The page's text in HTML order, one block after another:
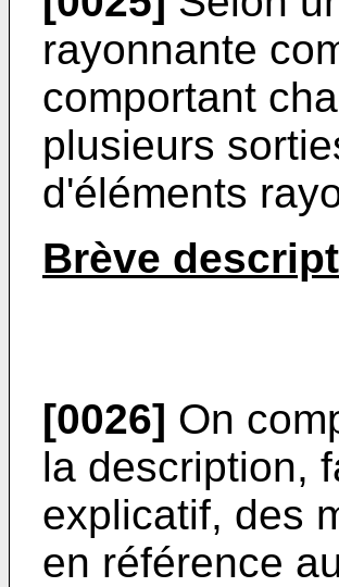
rayonnante
comportant
plusieurs
d'éléments
Brève
[0026] On
la description,
explicatif, des
en référence